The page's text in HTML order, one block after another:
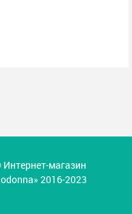
магазин
2016-2023